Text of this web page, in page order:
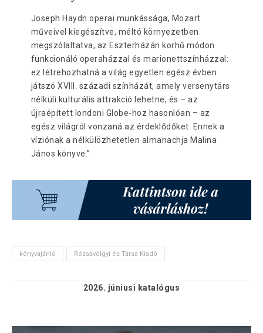
Joseph Haydn operai munkássága, Mozart
műveivel kiegészítve, méltó környezetben
megszólaltatva, az Eszterházán korhű módon
funkcionáló operaházzal és marionettszínházzal:
ez létrehozhatná a világ egyetlen egész évben
játszó XVIII. századi színházát, amely versenytárs
nélküli kulturális attrakció lehetne, és – az
újraépített londoni Globe-hoz hasonlóan – az
egész világról vonzaná az érdeklődőket. Ennek a
víziónak a nélkülözhetetlen almanachja Malina
János könyve.”
könyvajánló Rózsavölgyi és Társa Kiadó
2026. júniusi katalógus